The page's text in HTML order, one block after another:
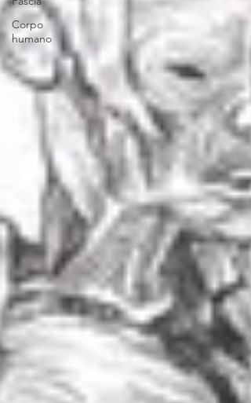
Corpo
humano